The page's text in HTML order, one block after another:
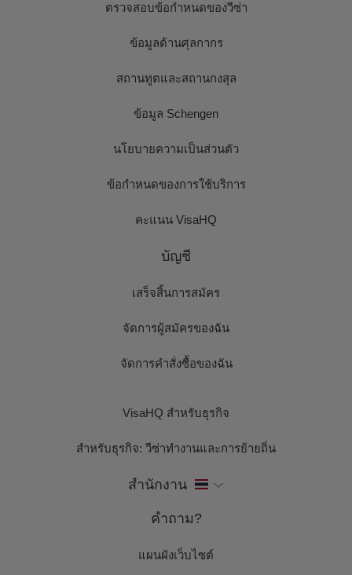
ตรวจสอบข้อกำหนดของวีซ่า
ข้อมูลด้านศุลกากร
สถานทูตและสถานกงสุล
ข้อมูล Schengen
นโยบายความเป็นส่วนตัว
ข้อกำหนดของการใช้บริการ
คะแนน VisaHQ
บัญชี
เสร็จสิ้นการสมัคร
จัดการผู้สมัครของฉัน
จัดการคำสั่งซื้อของฉัน
VisaHQ สำหรับธุรกิจ
สำหรับธุรกิจ: วีซ่าทำงานและการย้ายถิ่น
สำนักงาน
คำถาม?
แผนผังเว็บไซต์